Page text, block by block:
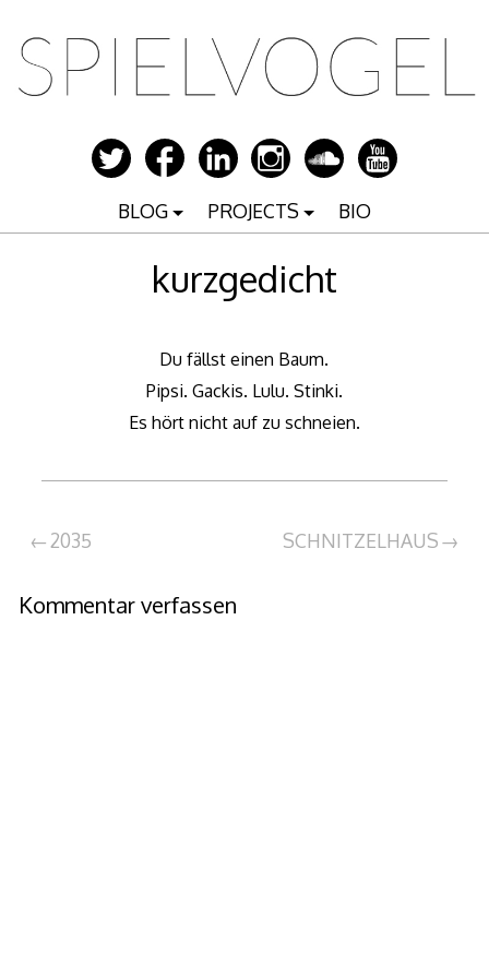
Inhalt
springen
BLOG PROJECTS BIO
kurzgedicht
Du fällst einen Baum.
Pipsi. Gackis. Lulu. Stinki.
Es hört nicht auf zu schneien.
Beitragsnavigation
2035 SCHNITZELHAUS
Kommentar verfassen